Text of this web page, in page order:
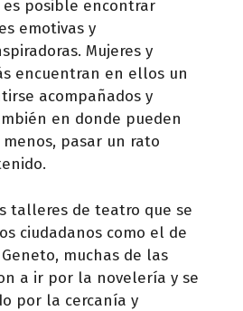
es posible encontrar
emotivas y
Mujeres y
encuentran en ellos un
acompañados y
en donde pueden
pasar un rato
talleres de teatro que se
ciudadanos como el de
muchas de las
a ir por la novelería y se
por la cercanía y